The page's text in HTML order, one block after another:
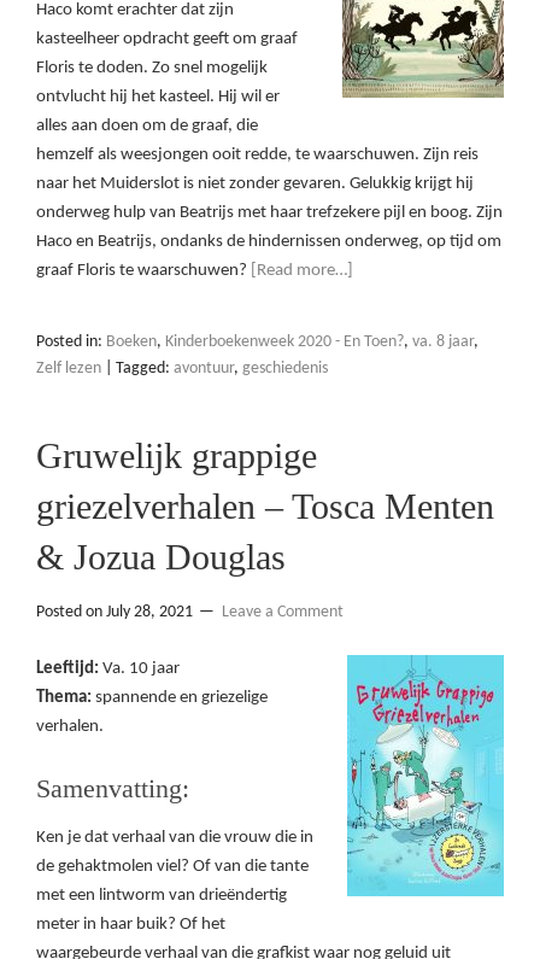
Haco komt erachter dat zijn
kasteelheer opdracht geeft om graaf
Floris te doden. Zo snel mogelijk
ontvlucht hij het kasteel. Hij wil er
alles aan doen om de graaf, die
hemzelf als weesjongen ooit redde, te waarschuwen. Zijn reis
naar het Muiderslot is niet zonder gevaren. Gelukkig krijgt hij
onderweg hulp van Beatrijs met haar trefzekere pijl en boog. Zijn
Haco en Beatrijs, ondanks de hindernissen onderweg, op tijd om
graaf Floris te waarschuwen?
[Read more…]
Posted in: Boeken, Kinderboekenweek 2020 - En Toen?, va. 8 jaar,
Zelf lezen
Tagged: avontuur, geschiedenis
Gruwelijk grappige
griezelverhalen – Tosca Menten
& Jozua Douglas
Posted on July 28, 2021 Leave a Comment
Leeftijd: Va. 10 jaar
Thema: spannende en griezelige
verhalen.
Samenvatting:
Ken je dat verhaal van die vrouw die in
de gehaktmolen viel? Of van die tante
met een lintworm van drieëndertig
meter in haar buik? Of het
waargebeurde verhaal van die grafkist waar nog geluid uit